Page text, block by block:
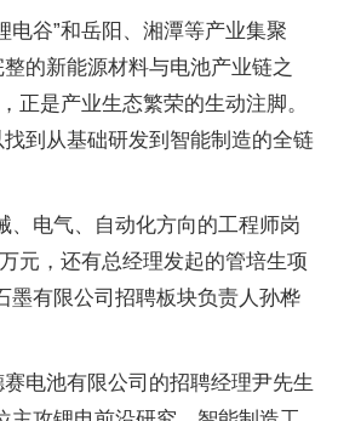
电谷”和岳阳、湘潭等产业集聚
的新能源材料与电池产业链之
正是产业生态繁荣的生动注脚。
到从基础研发到智能制造的全链
、电气、自动化方向的工程师岗
元，还有总经理发起的管培生项
墨有限公司招聘板块负责人孙桦
电池有限公司的招聘经理尹先生